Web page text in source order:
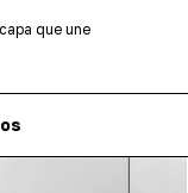
que une